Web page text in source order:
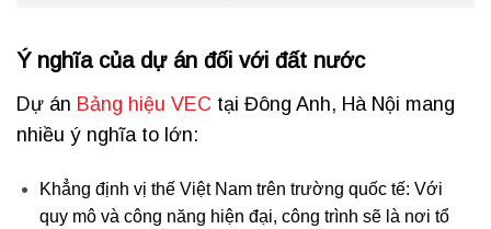
Ý nghĩa của dự án đối với đất nước
Dự án Bảng hiệu VEC tại Đông Anh, Hà Nội mang
nhiều ý nghĩa to lớn:
Khẳng định vị thế Việt Nam trên trường quốc tế: Với
quy mô và công năng hiện đại, công trình sẽ là nơi tổ